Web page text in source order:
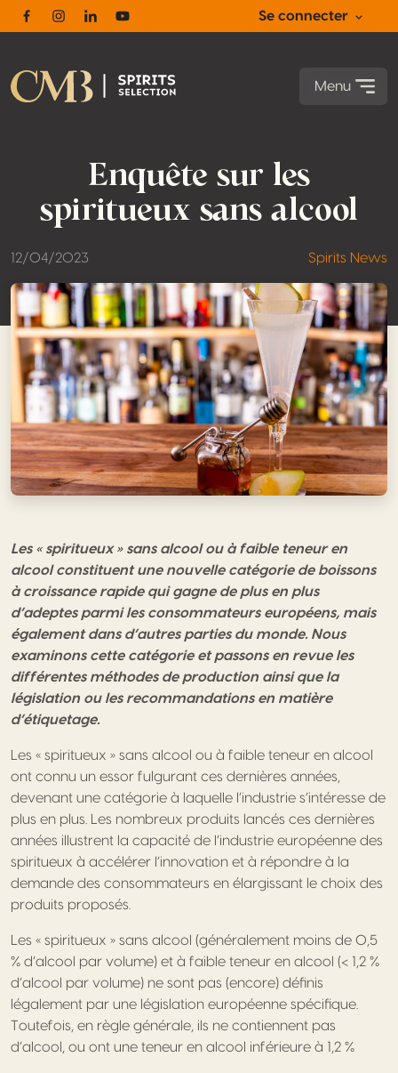
FacebookInstagram
LinkedinYoutube
Se connecter
Menu
Enquête sur les
spiritueux sans alcool
12/04/2023 Spirits News
Les « spiritueux » sans alcool ou à faible teneur en
alcoolconstituent une nouvelle catégorie de boissons
à croissance rapide qui gagne de plus en plus
d’adeptes parmi les consommateurs européens, mais
également dans d’autres parties du monde. Nous
examinons cette catégorie et passons en revue les
différentes méthodes de production ainsi que la
législation ou les recommandations en matière
d’étiquetage.
Les « spiritueux » sans alcool ou à faible teneur en alcool
ont connu un essor fulgurant ces dernières années,
devenant une catégorie à laquelle l’industrie s’intéresse de
plus en plus. Les nombreux produits lancés ces dernières
années illustrent la capacité de l’industrie européenne des
spiritueux à accélérer l’innovation et à répondre à la
demande des consommateurs en élargissant le choix des
produits proposés.
Les « spiritueux » sans alcool (généralement moins de 0,5
% d’alcool par volume) et à faible teneur en alcool (< 1,2 %
d’alcool par volume) ne sont pas (encore) définis
légalement par une législation européenne spécifique.
Toutefois, en règle générale, ils ne contiennent pas
d’alcool, ou ont une teneur en alcool inférieure à 1,2 %